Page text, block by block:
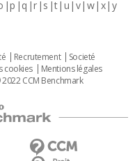
p q r s t u v w x y
Recrutement
Societé
cookies
Mentions légales
CCM Benchmark